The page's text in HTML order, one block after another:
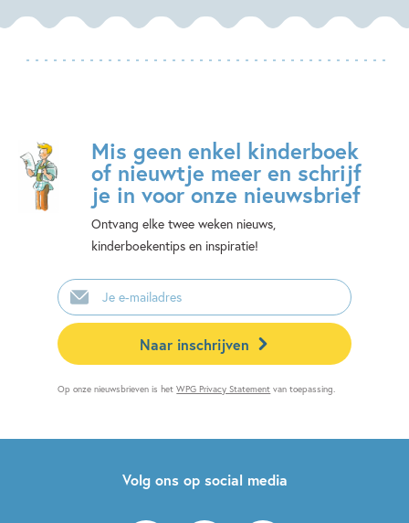
Mis geen enkel kinderboek
of nieuwtje meer en schrijf
je in voor onze nieuwsbrief
Ontvang elke twee weken nieuws,
kinderboekentips en inspiratie!
E-
mailadres
Naar inschrijven
Op onze nieuwsbrieven is hetWPG Privacy Statement van toepassing.
Volg ons op social media